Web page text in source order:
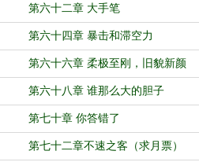
第六十二章 大手笔
第六十四章 暴击和滞空力
第六十六章 柔极至刚，旧貌新颜
第六十八章 谁那么大的胆子
第七十章 你答错了
第七十二章不速之客（求月票）